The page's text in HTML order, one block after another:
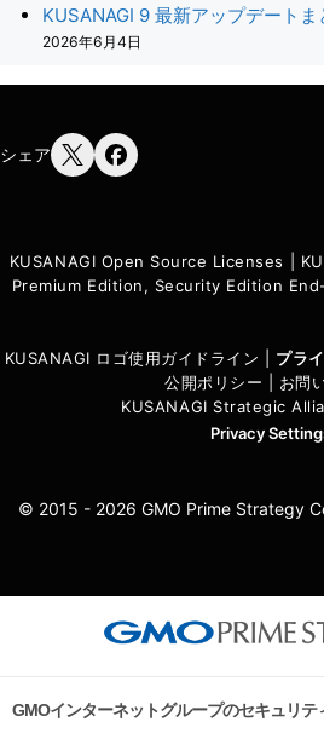
KUSANAGI 9 最新アップデートま
2026年6月4日
シェア
KUSANAGI Open Source Licenses
Premium Edition, Security Edition
KUSANAGI ロゴ使用ガイドライン プラ
公開ポリシー
お問
KUSANAGI Strategic
Privacy
© 2015 - 2026 GMO Prime Strategy
GMOインターネットグループのセキュリテ